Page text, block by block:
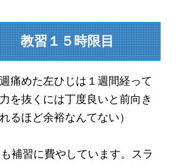
教習１５時限目
痛めた左ひじは１週間経って
を抜くには丁度良いと前向き
るほど余裕なんてない）
補習に費やしています。スラ